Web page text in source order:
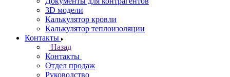
3D модели
Калькулятор кровли
Калькулятор теплоизоляции
Контакты
Назад
Контакты
Отдел продаж
Руководство